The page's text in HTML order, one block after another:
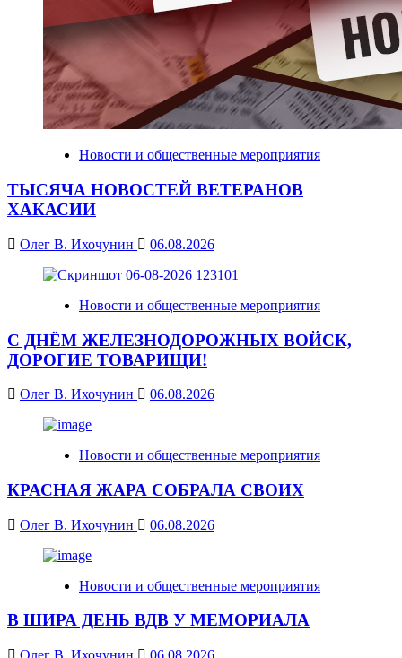
Новости и общественные мероприятия
ТЫСЯЧА НОВОСТЕЙ ВЕТЕРАНОВ
ХАКАСИИ
Олег В. Ихочунин 06.08.2026
Новости и общественные мероприятия
С ДНЁМ ЖЕЛЕЗНОДОРОЖНЫХ ВОЙСК,
ДОРОГИЕ ТОВАРИЩИ!
Олег В. Ихочунин 06.08.2026
Новости и общественные мероприятия
КРАСНАЯ ЖАРА СОБРАЛА СВОИХ
Олег В. Ихочунин 06.08.2026
Новости и общественные мероприятия
В ШИРА ДЕНЬ ВДВ У МЕМОРИАЛА